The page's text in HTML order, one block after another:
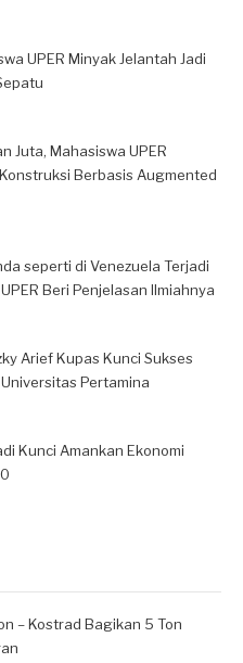
UPER Minyak Jelantah Jadi
Juta, Mahasiswa UPER
Berbasis Augmented
seperti di Venezuela Terjadi
Beri Penjelasan Ilmiahnya
Arief Kupas Kunci Sukses
Pertamina
Kunci Amankan Ekonomi
– Kostrad Bagikan 5 Ton